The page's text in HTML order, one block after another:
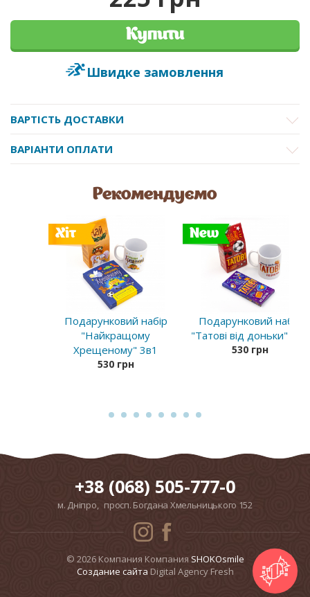
Купити
Швидке замовлення
ВАРТІСТЬ ДОСТАВКИ
ВАРІАНТИ ОПЛАТИ
Рекомендуємо
Хіт
Подарунковий набір
"Найкращому
Хрещеному" 3в1
530 грн
New
Подарунковий набір
"Татові від доньки" 3в1
530 грн
+38 (068) 505-777-0
м. Дніпро, просп. Богдана Хмельницького 152
© 2026 Компания Компания SHOKOsmile
Cоздание сайта Digital Agency Fresh